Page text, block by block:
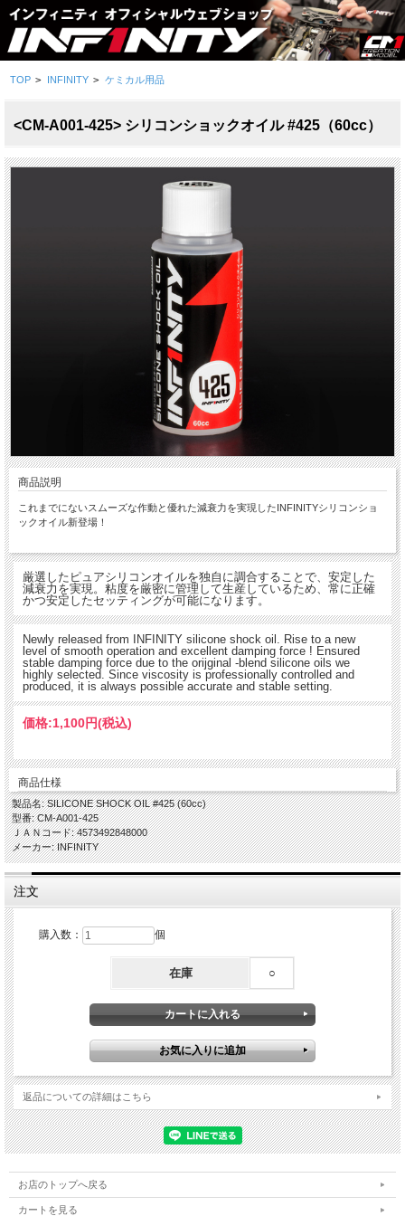
TOP > INFINITY > ケミカル用品
<CM-A001-425> シリコンショックオイル #425（60cc）
商品説明
これまでにないスムーズな作動と優れた減衰力を実現したINFINITYシリコンショ
ックオイル新登場！
厳選したピュアシリコンオイルを独自に調合することで、安定した
減衰力を実現。粘度を厳密に管理して生産しているため、常に正確
かつ安定したセッティングが可能になります。
Newly released from INFINITY silicone shock oil. Rise to a new
level of smooth operation and excellent damping force ! Ensured
stable damping force due to the orijginal -blend silicone oils we
highly selected. Since viscosity is professionally controlled and
produced, it is always possible accurate and stable setting.
価格:1,100円(税込)
商品仕様
製品名: SILICONE SHOCK OIL #425 (60cc)
型番: CM-A001-425
ＪＡＮコード: 4573492848000
メーカー: INFINITY
注文
購入数： 個
在庫 ○
返品についての詳細はこちら
お店のトップへ戻る
カートを見る